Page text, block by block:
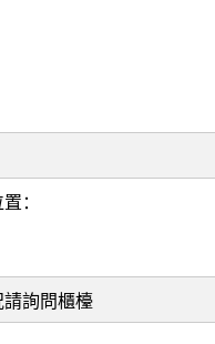
：
請詢問櫃檯